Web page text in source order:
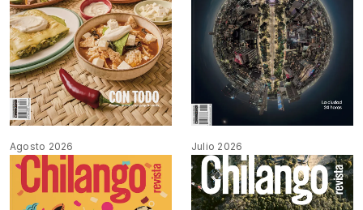
Agosto 2026 Julio 2026